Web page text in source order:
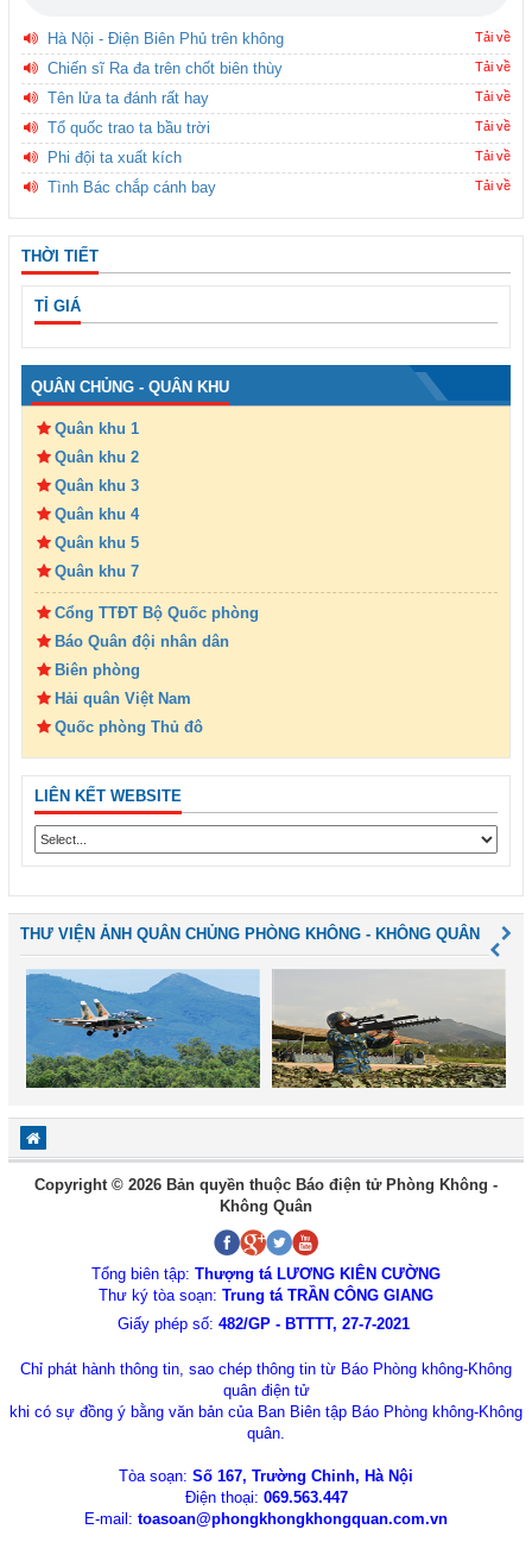
Hà Nội - Điện Biên Phủ trên không Tải về
Chiến sĩ Ra đa trên chốt biên thùy Tải về
Tên lửa ta đánh rất hay Tải về
Tổ quốc trao ta bầu trời Tải về
Phi đội ta xuất kích Tải về
Tình Bác chắp cánh bay Tải về
THỜI TIẾT
TỈ GIÁ
QUÂN CHỦNG - QUÂN KHU
Quân khu 1
Quân khu 2
Quân khu 3
Quân khu 4
Quân khu 5
Quân khu 7
Cổng TTĐT Bộ Quốc phòng
Báo Quân đội nhân dân
Biên phòng
Hải quân Việt Nam
Quốc phòng Thủ đô
LIÊN KẾT WEBSITE
THƯ VIỆN ẢNH QUÂN CHỦNG PHÒNG KHÔNG - KHÔNG QUÂN
Copyright © 2026 Bản quyền thuộc Báo điện tử Phòng Không -
Không Quân
Tổng biên tập: Thượng tá LƯƠNG KIÊN CƯỜNG
Thư ký tòa soạn: Trung tá TRẦN CÔNG GIANG
Giấy phép số: 482/GP - BTTTT, 27-7-2021
Chỉ phát hành thông tin, sao chép thông tin từ Báo Phòng không-Không
quân điện tử
khi có sự đồng ý bằng văn bản của Ban Biên tập Báo Phòng không-Không
quân.
Tòa soạn: Số 167, Trường Chinh, Hà Nội
Điện thoại: 069.563.447
E-mail: toasoan@phongkhongkhongquan.com.vn